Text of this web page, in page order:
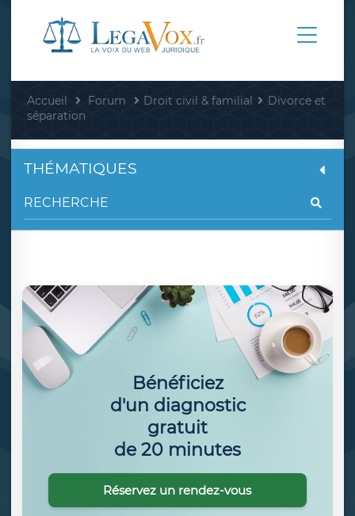
Accueil Forum Droit civil & familial
Divorce et
séparation
THÉMATIQUES
Bénéficiez
d'un diagnostic
gratuit
de 20 minutes
Réservez un rendez-vous